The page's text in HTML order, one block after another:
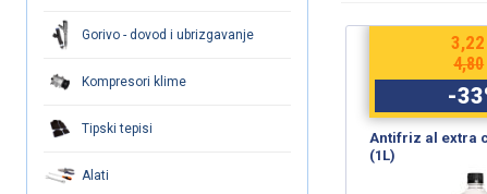
8,04 €
WD-40 (450ml) SmartStraw
4,80
3,22
-33
Antifriz al extra
(1L)
Gorivo - dovod i ubrizgavanje
Kompresori klime
Tipski tepisi
Alati